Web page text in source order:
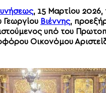
, 15 Μαρτίου 2026,
Γεωργίου Βιέννης,
υπό του
Οικονόμου